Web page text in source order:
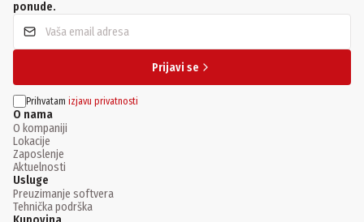
ponude.
Prijavi se
Prihvatam izjavu privatnosti
O nama
O kompaniji
Lokacije
Zaposlenje
Aktuelnosti
Usluge
Preuzimanje softvera
Tehnička podrška